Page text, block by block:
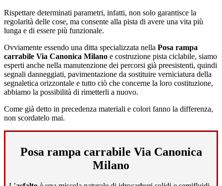
Rispettare determinati parametri, infatti, non solo garantisce la
regolarità delle cose, ma consente alla pista di avere una vita più
lunga e di essere più funzionale.
Ovviamente essendo una ditta specializzata nella Posa rampa
carrabile Via Canonica Milano e costruzione pista ciclabile, siamo
esperti anche nella manutenzione dei percorsi già preesistenti, quindi
segnali danneggiati, pavimentazione da sostituire verniciatura della
segnaletica orizzontale e tutto ciò che concerne la loro costituzione,
abbiamo la possibilità di rimetterli a nuovo.
Come già detto in precedenza materiali e colori fanno la differenza,
non scordatelo mai.
Posa rampa carrabile Via Canonica
Milano